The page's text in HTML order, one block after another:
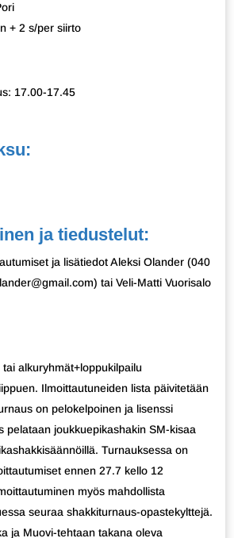
+ 2 s/per siirto
17.00-17.45
ja tiedustelut:
ja lisätiedot Aleksi Olander (040
tai Veli-Matti Vuorisalo
alkuryhmät+loppukilpailu
Ilmoittautuneiden lista päivitetään
on pelokelpoinen ja lisenssi
pelataan joukkuepikashakin SM-kisaa
Turnauksessa on
ennen 27.7 kello 12
myös mahdollista
seuraa shakkiturnaus-opastekylttejä.
ja Muovi-tehtaan takana oleva